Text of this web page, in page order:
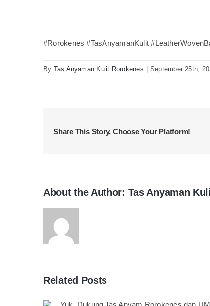
#Rorokenes #TasAnyamanKulit
By Tas Anyaman Kulit Rorokenes September 25th,
Share This Story, Choose Your Platform!
About the Author: Tas Anyaman
Related Posts